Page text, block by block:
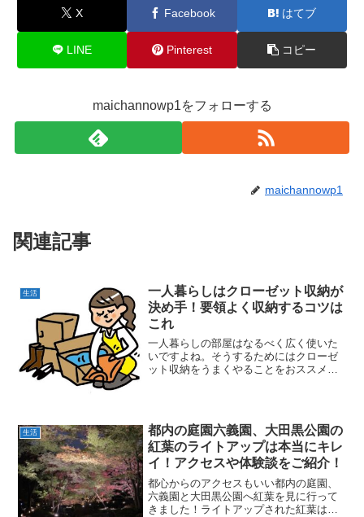
X Facebook はてブ
LINE Pinterest コピー
maichannowp1をフォローする
maichannowp1
関連記事
生活
一人暮らしはクローゼット収納が
決め手！要領よく収納するコツは
これ
一人暮らしの部屋はなるべく広く使いた
いですよね。そうするためにはクローゼ
ット収納をうまくやることをおススメし
要領よく収納するた...
生活
都内の庭園六義園、大田黒公園の
紅葉のライトアップは本当にキレ
イ！アクセスや体験談をご紹介！
都心からのアクセスもいい都内の庭園、
六義園と大田黒公園へ紅葉を見に行って
きました！ライトアップされた紅葉は本